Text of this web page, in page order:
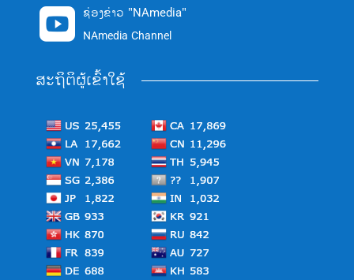
 ຊ່ອງຂ່າວ "NAmedia"
NAmedia Channel
ສະຖິຕິຜູ້ເຂົ້າໃຊ້